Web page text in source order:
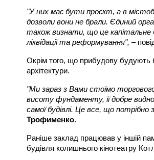
"У них має бути проєкт, а в
дозволи вони не брали. Єдиний
також визнати, що це капітальне
ліквідації та реформування", –
Окрім того, що прибудову будують
архітектури.
"Ми зараз з Вами стоїмо
висоту фундаменту, її добре
самої будівлі. Це все, що
Трофименко.
Раніше заклад працював у іншій
будівля колишнього кінотеатру